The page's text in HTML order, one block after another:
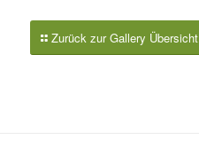
Zurück zur Gallery Übersicht